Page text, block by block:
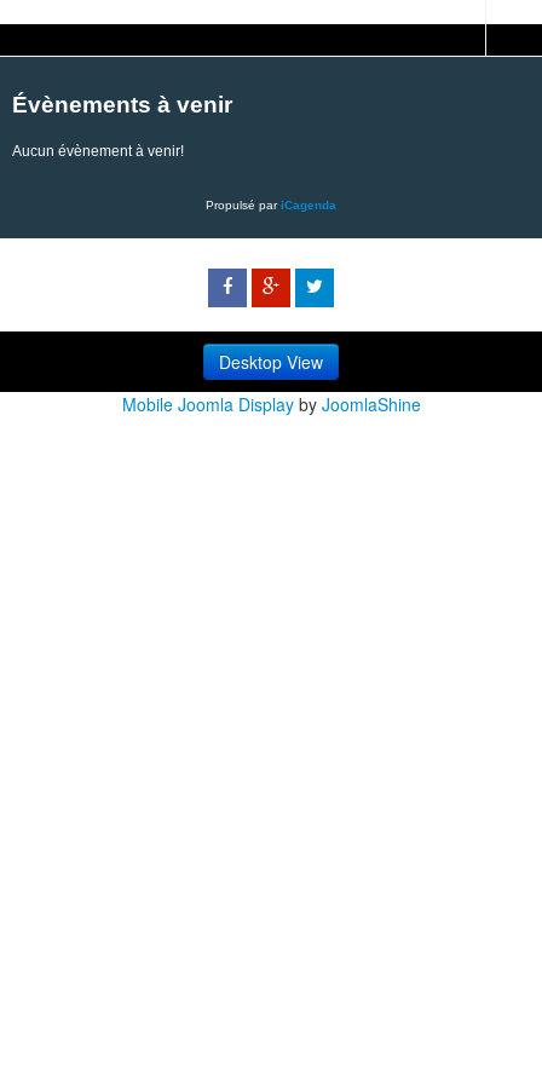
Évènements à venir
Aucun évènement à venir!
Propulsé pariCagenda
Desktop View
Mobile Joomla Displayby JoomlaShine